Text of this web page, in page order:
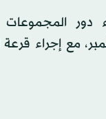
دور
في 3 نوفمبر، مع إجراء